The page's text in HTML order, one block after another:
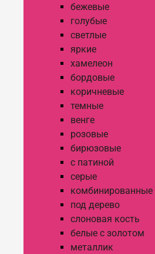
бежевые
голубые
светлые
яркие
хамелеон
бордовые
коричневые
темные
венге
розовые
бирюзовые
с патиной
серые
комбинированные
под дерево
слоновая кость
белые с золотом
металлик